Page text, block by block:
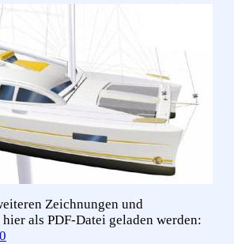
Zeichnungen und
als PDF-Datei geladen werden: